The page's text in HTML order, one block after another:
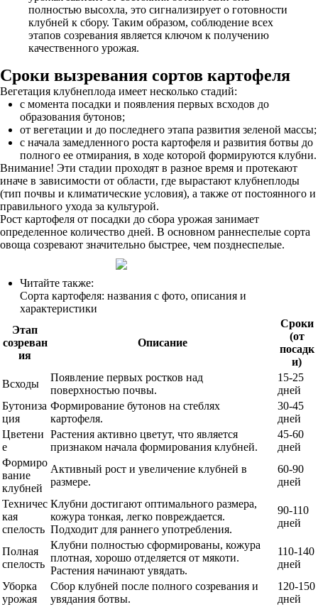
полностью высохла, это сигнализирует о готовности
клубней к сбору. Таким образом, соблюдение всех
этапов созревания является ключом к получению
качественного урожая.
Сроки вызревания сортов картофеля
Вегетация клубнеплода имеет несколько стадий:
с момента посадки и появления первых всходов до
образования бутонов;
от вегетации и до последнего этапа развития зеленой массы;
с начала замедленного роста картофеля и развития ботвы до
полного ее отмирания, в ходе которой формируются клубни.
Внимание! Эти стадии проходят в разное время и протекают
иначе в зависимости от области, где вырастают клубнеплоды
(тип почвы и климатические условия), а также от постоянного и
правильного ухода за культурой.
Рост картофеля от посадки до сбора урожая занимает
определенное количество дней. В основном раннеспелые сорта
овоща созревают значительно быстрее, чем позднеспелые.
Читайте также:
Сорта картофеля: названия с фото, описания и
характеристики
Этап
созреван
ия
Описание
Сроки
(от
посадк
и)
Всходы
Появление первых ростков над
поверхностью почвы.
15-25
дней
Бутониза
ция
Формирование бутонов на стеблях
картофеля.
30-45
дней
Цветени
е
Растения активно цветут, что является
признаком начала формирования клубней.
45-60
дней
Формиро
вание
клубней
Активный рост и увеличение клубней в
размере.
60-90
дней
Техничес
кая
спелость
Клубни достигают оптимального размера,
кожура тонкая, легко повреждается.
Подходит для раннего употребления.
90-110
дней
Полная
спелость
Клубни полностью сформированы, кожура
плотная, хорошо отделяется от мякоти.
Растения начинают увядать.
110-140
дней
Уборка
урожая
Сбор клубней после полного созревания и
увядания ботвы.
120-150
дней